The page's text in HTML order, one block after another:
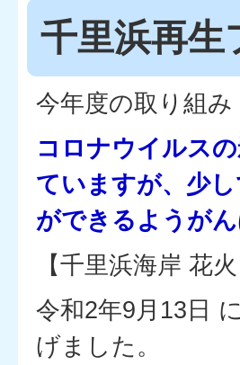
千里浜再生
今年度の取り組
コロナウイルス
ていますが、少
ができるようが
【千里浜海岸 花火
令和2年9月13日
げました。